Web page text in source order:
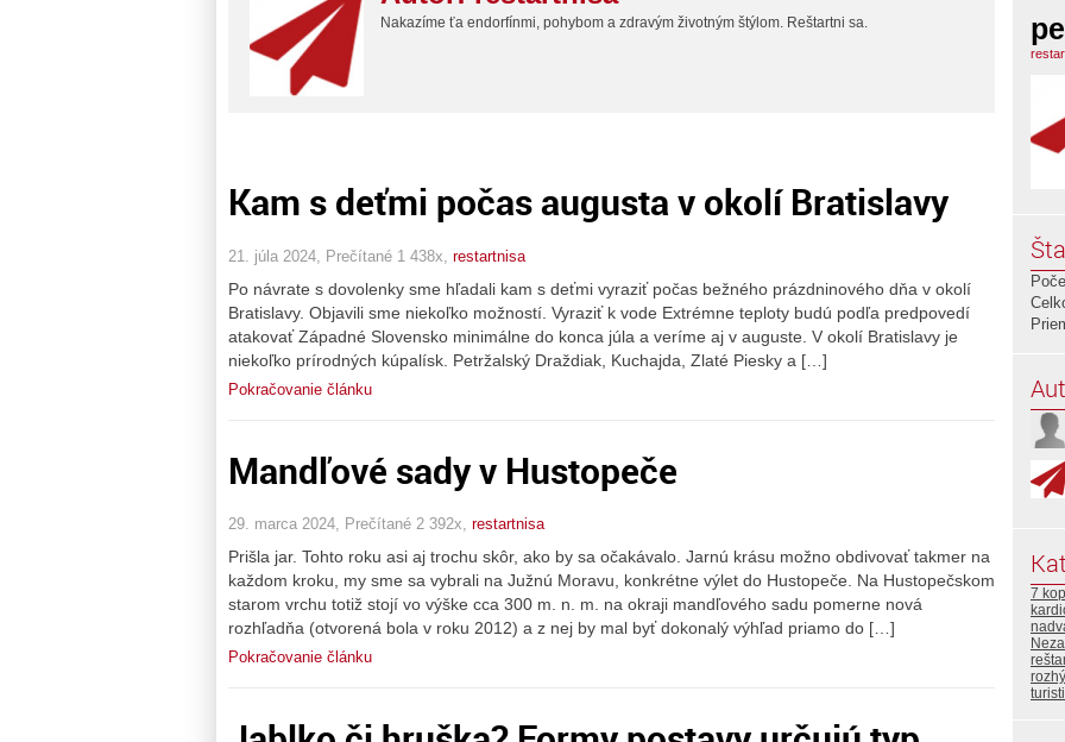
Nakazíme ťa endorfínmi, pohybom a zdravým životným štýlom. Reštartni sa.
Kam s deťmi počas augusta v okolí Bratislavy
21. júla 2024, Prečítané 1 438x, restartnisa
Po návrate s dovolenky sme hľadali kam s deťmi vyraziť počas bežného prázdninového dňa v okolí
Bratislavy. Objavili sme niekoľko možností. Vyraziť k vode Extrémne teploty budú podľa predpovedí
atakovať Západné Slovensko minimálne do konca júla a veríme aj v auguste. V okolí Bratislavy je
niekoľko prírodných kúpalísk. Petržalský Draždiak, Kuchajda, Zlaté Piesky a […]
Pokračovanie článku
Mandľové sady v Hustopeče
29. marca 2024, Prečítané 2 392x, restartnisa
Prišla jar. Tohto roku asi aj trochu skôr, ako by sa očakávalo. Jarnú krásu možno obdivovať takmer na
každom kroku, my sme sa vybrali na Južnú Moravu, konkrétne výlet do Hustopeče. Na Hustopečskom
starom vrchu totiž stojí vo výške cca 300 m. n. m. na okraji mandľového sadu pomerne nová
rozhľadňa (otvorená bola v roku 2012) a z nej by mal byť dokonalý výhľad priamo do […]
Pokračovanie článku
7